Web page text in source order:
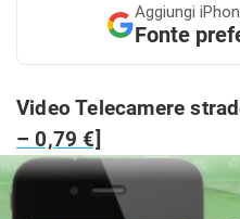
Aggiungi
Fonte
Video Telecamere
– 0,79 €]